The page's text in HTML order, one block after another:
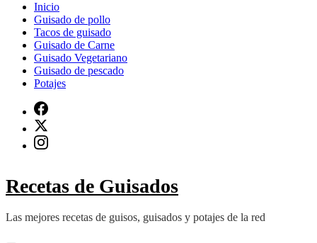
Inicio
Guisado de pollo
Tacos de guisado
Guisado de Carne
Guisado Vegetariano
Guisado de pescado
Potajes
Recetas de Guisados
Las mejores recetas de guisos, guisados y potajes de la red